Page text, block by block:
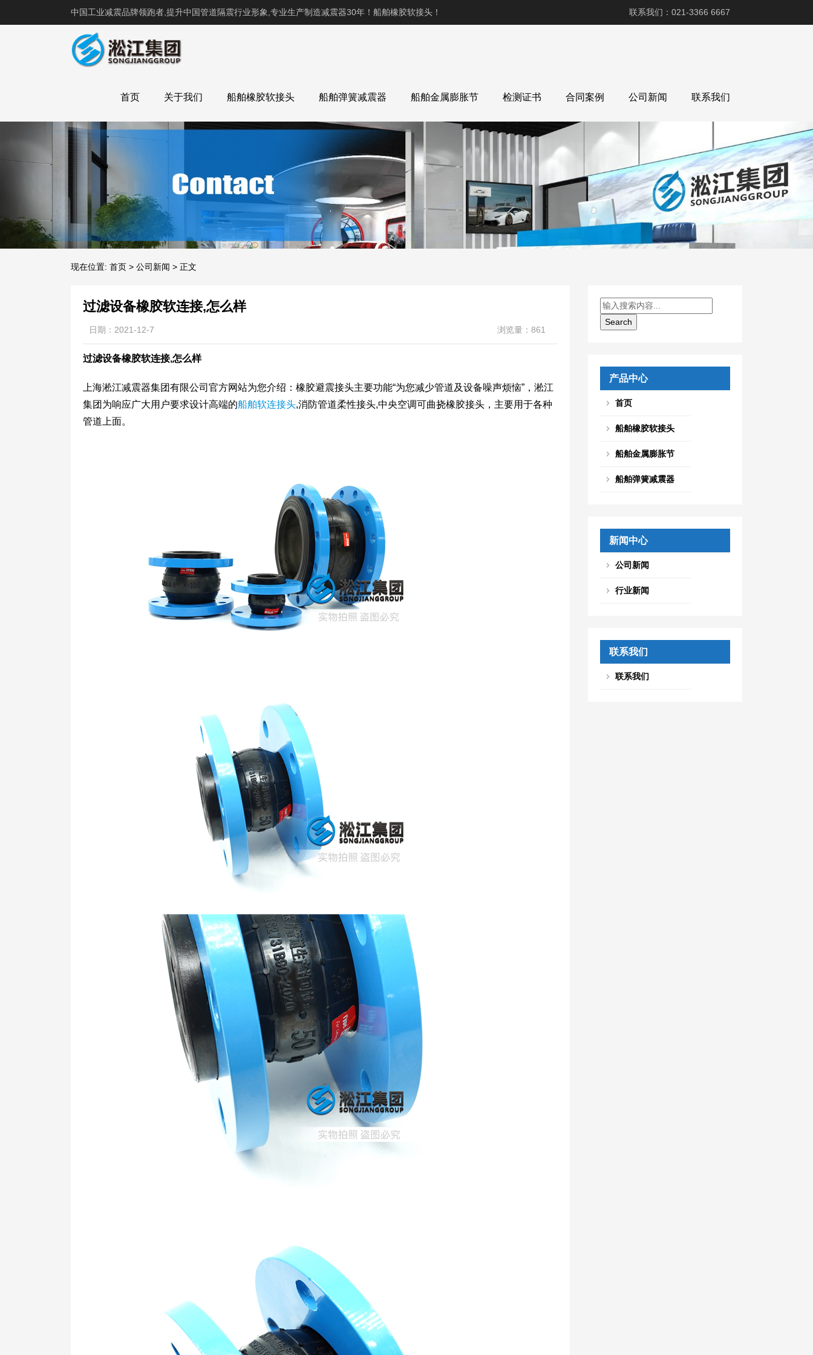
中国工业减震品牌领跑者,提升中国管道隔震行业形象,专业生产制造减震器30年！船舶橡胶软接头！ 联系我们：021-3366 6667
首页 关于我们 船舶橡胶软接头 船舶弹簧减震器 船舶金属膨胀节 检测证书 合同案例 公司新闻 联系我们
现在位置: 首页 > 公司新闻 > 正文
过滤设备橡胶软连接,怎么样
日期：2021-12-7 浏览量：861
过滤设备橡胶软连接,怎么样
上海淞江减震器集团有限公司官方网站为您介绍：橡胶避震接头主要功能“为您减少管道及设备噪声烦恼”，淞江
集团为响应广大用户要求设计高端的船舶软连接头,消防管道柔性接头,中央空调可曲挠橡胶接头，主要用于各种
管道上面。
产品中心
首页
船舶橡胶软接头
船舶金属膨胀节
船舶弹簧减震器
新闻中心
公司新闻
行业新闻
联系我们
联系我们